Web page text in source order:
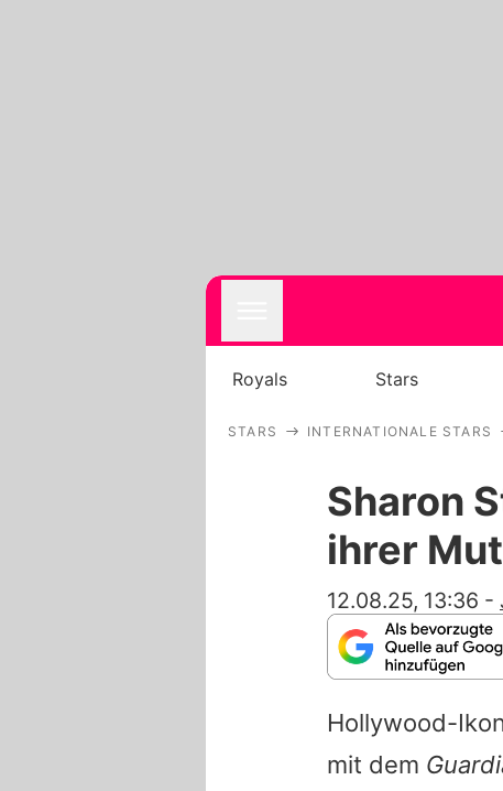
Royals Stars
STARS INTERNATIONALE STARS
Sharon
ihrer
12.08.25, 13:36 -
Hollywood-
mit dem